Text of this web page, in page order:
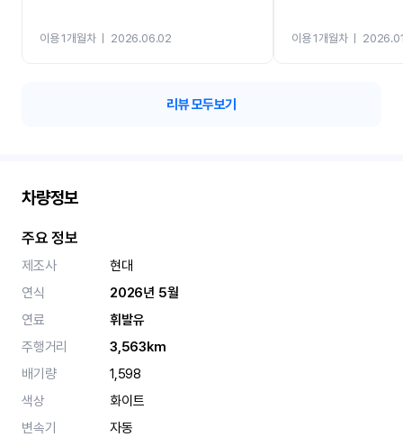
이용 1개월차ㅣ 2026.06.02 이용 1개월차ㅣ
리뷰 모두보기
차량정보
주요 정보
제조사
현대
연식
2026년 5월
연료
휘발유
주행거리
3,563km
배기량
1,598
색상
화이트
변속기
자동